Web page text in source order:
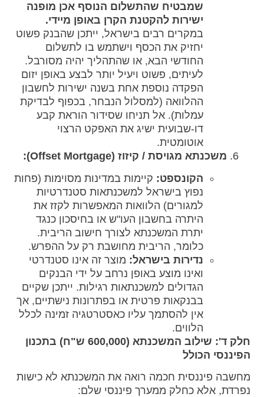
שמבטיח שהתשלום הנוסף אכן מופנה
ישירות להקטנת הקרן באופן מיידי.
במקרים רבים בישראל, ייתכן שהבנק פשוט
יחזיק את הכסף וישתמש בו לתשלום
החודשי הבא, או שהתהליך יהיה מסורבל.
לעיתים, פשוט ויעיל יותר לבצע באופן יזום
הפקדה נוספת אחת בשנה ישירות לחשבון
ההלוואה (למסלול הנבחר, בכפוף לבדיקת
עמלות). אל תניחו שסידור הוראת קבע
דו-שבועית ישיג את האפקט הרצוי
אוטומטית.
משכנתא מגויסת / קיזוז (Offset Mortgage):
הקונספט: קיימות במדינות מסוימות (פחות
נפוץ בישראל למשכנתאות סטנדרטיות
למגורים) הלוואות המאפשרות לקזז את
היתרה בחשבון העו"ש או בחיסכון כנגד
יתרת המשכנתא לצורך חישוב הריבית.
כלומר, הריבית מחושבת רק על ההפרש.
נדירות בישראל: מוצר זה אינו סטנדרטי
ואינו מוצע באופן נרחב על ידי הבנקים
הגדולים למשכנתאות רגילות. ייתכן שקיים
בבנקאות פרטית או בפתרונות נישתיים, אך
אין להסתמך עליו כאסטרטגיה זמינה לכלל
הלווים.
חלק ד': שילוב המשכנתא (600,000 ש"ח) בתכנון
הפיננסי הכולל
מחשבה פיננסית חכמה רואה את המשכנתא לא כישות
נפרדת, אלא כחלק ממערך פיננסי שלם: